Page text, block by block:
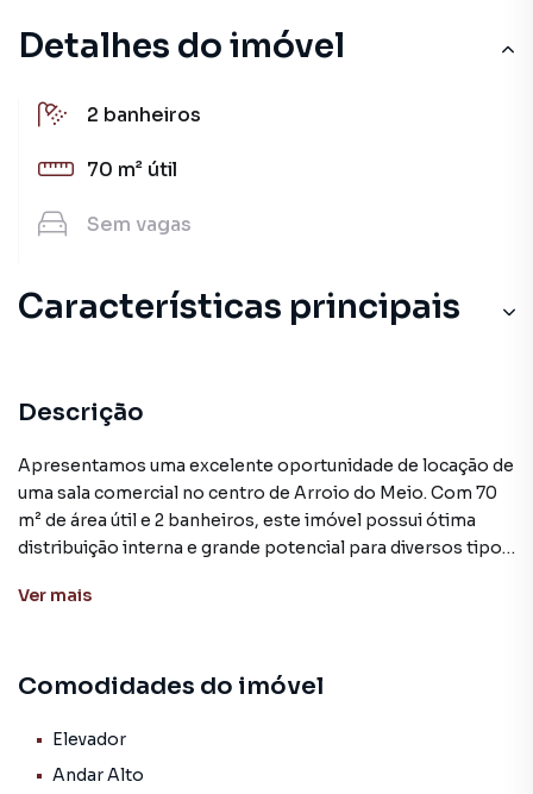
Detalhes do imóvel
2 banheiros
70 m² útil
Sem vagas
Características principais
Descrição
Apresentamos uma excelente oportunidade de locação de
uma sala comercial no centro de Arroio do Meio. Com 70
m² de área útil e 2 banheiros, este imóvel possui ótima
distribuição interna e grande potencial para diversos tipos
com suas necessidades. Sua localização privilegiada no
que a torna uma alternativa interessante para empresas
que buscam expandir sua presença na região.
Ver mais
Comodidades do imóvel
Elevador
Andar Alto